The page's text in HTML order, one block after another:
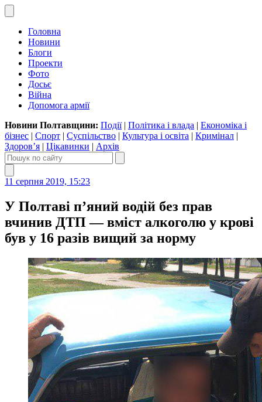
Головна
Новини
Блоги
Проекти
Фото
Досьє
Війна
Допомога армії
Новини Полтавщини: Події| Політика і влада | Економіка і
бізнес | Спорт | Суспільство | Культура і освіта | Кримінал |
Здоров’я | Цікавинки | Архів
11 серпня 2019, 15:23
У Полтаві п’яний водій без прав
вчинив ДТП — вміст алкоголю у крові
був у 16 разів вищий за норму